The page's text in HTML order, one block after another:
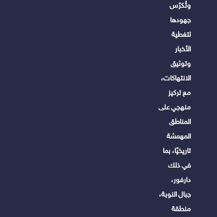
وتُكرّس
جهودها
لتغطية
الأخبار
وتوثيق
الانتهاكات،
مع تركيز
منهجي على
المناطق
المهمشة
تاريخيًا، بما
في ذلك
دارفور،
جبال النوبة،
منطقة